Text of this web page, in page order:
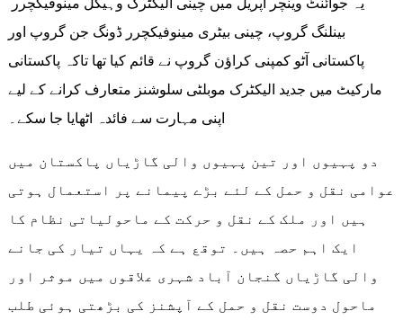
بینلنگ گروپ، چینی بیٹری مینوفیکچرر ڈونگ جن گروپ اور
پاکستانی آٹو کمپنی کراؤن گروپ نے قائم کیا تھا تاکہ پاکستانی
مارکیٹ میں جدید الیکٹرک موبلٹی سلوشنز متعارف کرانے کے لیے
اپنی مہارت سے فائدہ اٹھایا جا سکے۔
دو پہیوں اور تین پہیوں والی گاڑیاں پاکستان میں
عوامی نقل و حمل کے لئے بڑے پیمانے پر استعمال ہوتی
ہیں اور ملک کے نقل و حرکت کے ماحولیاتی نظام کا
ایک اہم حصہ ہیں۔ توقع ہے کہ یہاں تیار کی جانے
والی گاڑیاں گنجان آباد شہری علاقوں میں موثر اور
ماحول دوست نقل و حمل کے آپشنز کی بڑھتی ہوئی طلب